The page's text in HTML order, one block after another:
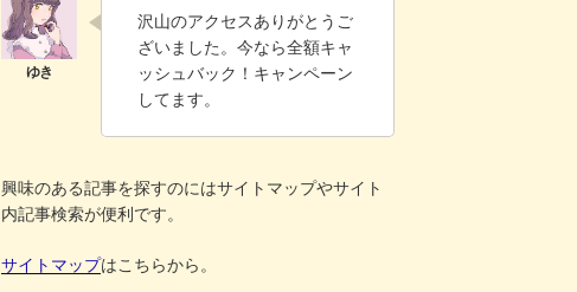
沢山のアクセスありがとうご
ざいました。今なら全額キャ
ッシュバック！キャンペーン
してます。
興味のある記事を探すのにはサイトマップやサイト
内記事検索が便利です。
サイトマップはこちらから。